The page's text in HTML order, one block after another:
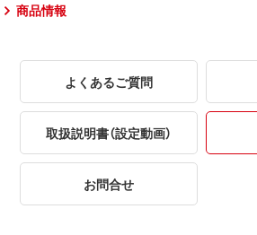
商品情報
よくあるご質問
取扱説明書（設定動画）
お問合せ